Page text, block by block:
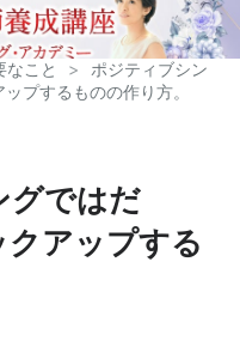
なこと >
ポジティブシン
プするものの作り方。
グではだ
アップする